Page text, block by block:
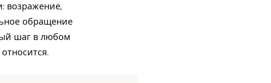
возражение,
обращение
шаг в любом